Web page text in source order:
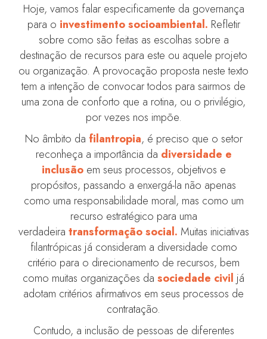
Hoje, vamos falar especificamente da governança
para o investimento socioambiental. Refletir
sobre como são feitas as escolhas sobre a
destinação de recursos para este ou aquele projeto
ou organização. A provocação proposta neste texto
tem a intenção de convocar todos para sairmos de
uma zona de conforto que a rotina, ou o privilégio,
por vezes nos impõe.
No âmbito da filantropia, é preciso que o setor
reconheça a importância da diversidade e
inclusãoem seus processos, objetivos e
propósitos, passando a enxergá-la não apenas
como uma responsabilidade moral, mas como um
recurso estratégico para uma
verdadeira transformação social. Muitas iniciativas
filantrópicas já consideram a diversidade como
critério para o direcionamento de recursos, bem
como muitas organizações da sociedade civil já
adotam critérios afirmativos em seus processos de
contratação.
Contudo, a inclusão de pessoas de diferentes